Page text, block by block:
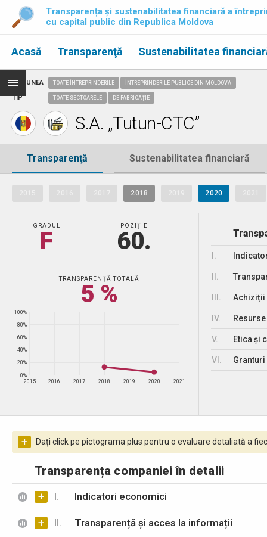
Transparența și sustenabilitatea financiară a
cu capital public din Republica Moldova
Acasă Transparenţă Sustenabilitatea
REGIUNEA
TIP
TOATE ÎNTREPRINDERILE ÎNTREPRINDERILE PUBLICE DIN MOLDOVA
TOATE SECTOARELE DE FABRICAȚIE
S.A. „Tutun-CTC”
Transparenţă Sustenabilitatea financiară
2018 2020
GRADUL
F
POZIȚIE
60.
TRANSPARENȚĂ TOTALĂ
5 %
2015 2016 2017 2018 2019 2020 2021
0%
20%
40%
60%
80%
100%
Achiziții
IV.
V. Etica și
VI.
+ Dați click pe pictograma plus pentru o evaluare detaliată a
Transparența companiei în detalii
+ I. Indicatori economici
+ II. Transparență și acces la informații